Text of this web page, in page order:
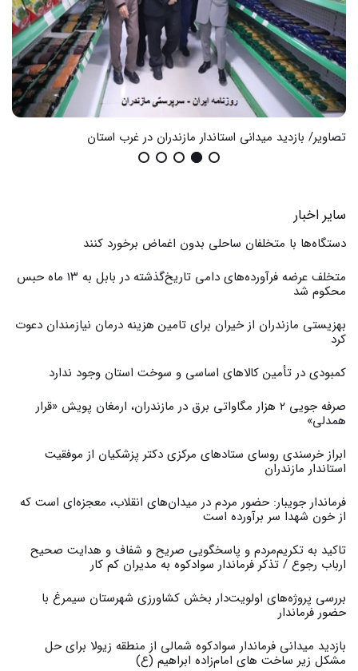
تصاویر/ بازدید میدانی استاندار مازندران در غرب استان
سایر اخبار
دستگاه‌ها با متخلفان ساحلی بدون اغماض برخورد کنند
متخلف عرضه فرآورده‌های دامی تاریخ‌گذشته در بابل به ۱۳ ماه حبس
محکوم شد
بهزیستی مازندران از خیران برای تامین هزینه درمان نیازمندان دعوت
کرد
کمبودی در تأمین کالاهای اساسی و سوخت استان وجود ندارد
صرفه جویی ۲ هزار مگاواتی برق در مازندران، ارمغان پویش «قرار
همدلی»
ابراز خرسندی روسای ستادهای مرکزی دکتر پزشکیان از موفقیت
استاندار مازندران
فرماندار جویبار: حضور مردم در میدان‌های انقلاب، معجزه‌ای است که
از خون شهدا سر برآورده است
تاکید به تکریم‌مردم و پاسخگویی صریح و شفاف و هدایت صحیح
ارباب رجوع / تذکر فرماندار سوادکوه به مدیران کم کار ‎
بررسی پروژه‌های اولویت‌دار بخش کشاورزی شهرستان سیمرغ با
حضور فرماندار
بازدید میدانی فرماندار سوادکوه شمالی از منطقه زیولا برای حل
مشکل زیر ساخت های امام‌زاده ابراهیم (ع)